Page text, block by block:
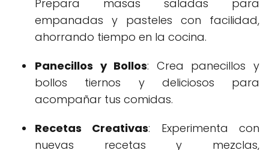
Prepara masas saladas para
empanadas y pasteles con facilidad,
ahorrando tiempo en la cocina.
Panecillos y Bollos: Crea panecillos y
bollos tiernos y deliciosos para
acompañar tus comidas.
Recetas Creativas: Experimenta con
nuevas recetas y mezclas,